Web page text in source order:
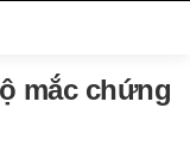
mắc chứng